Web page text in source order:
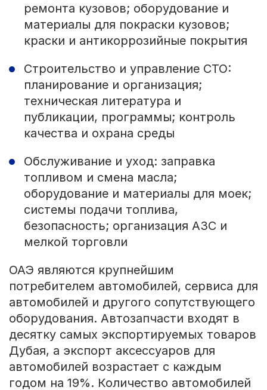
ремонта кузовов; оборудование и
материалы для покраски кузовов;
краски и антикоррозийные покрытия
Строительство и управление СТО:
планирование и организация;
техническая литература и
публикации, программы; контроль
качества и охрана среды
Обслуживание и уход: заправка
топливом и смена масла;
оборудование и материалы для моек;
системы подачи топлива,
безопасность; организация АЗС и
мелкой торговли
ОАЭ являются крупнейшим
потребителем автомобилей, сервиса для
автомобилей и другого сопутствующего
оборудования. Автозапчасти входят в
десятку самых экспортируемых товаров
Дубая, а экспорт аксессуаров для
автомобилей возрастает с каждым
годом на 19%. Количество автомобилей